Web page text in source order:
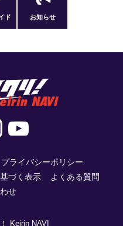
ド お知らせ
プライバシーポリシー
づく表示
よくある質問
せ
Keirin NAVI